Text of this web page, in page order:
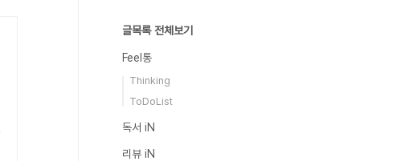
글목록 전체보기
Feel통
Thinking
ToDoList
독서 iN
리뷰 iN